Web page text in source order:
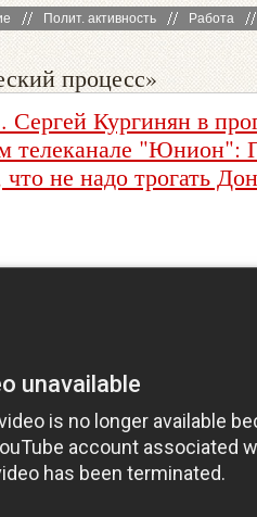
Полит. активность Работа
процесс»
Сергей Кургинян в
телеканале "Юнион":
не надо трогать